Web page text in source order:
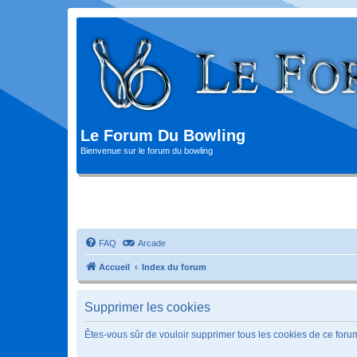
Le Forum Du Bowling
Bienvenue sur le forum du bowling
FAQ Arcade
Accueil Index du forum
Supprimer les cookies
Êtes-vous sûr de vouloir supprimer tous les cookies de ce